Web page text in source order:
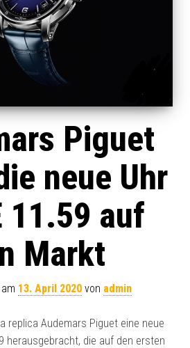
Piguet
neue Uhr
11.59 auf
Markt
13. April 2020 von admin
replica Audemars Piguet eine neue
herausgebracht, die auf den ersten